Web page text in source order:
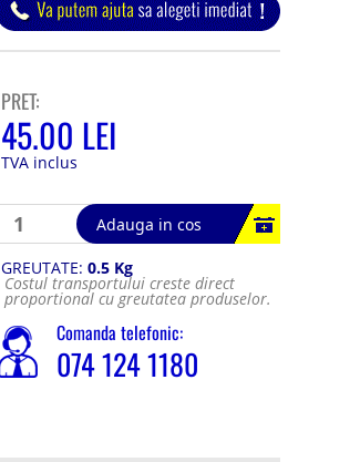
PRET:
45.00 LEI
TVA inclus
Adauga in cos
GREUTATE: 0.5 Kg
Costul transportului creste direct
proportional cu greutatea produselor.
Comanda telefonic:
074 124 1180